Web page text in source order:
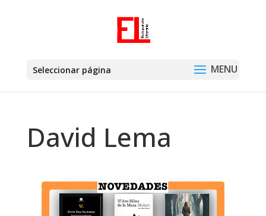
Seleccionar página
David Lema